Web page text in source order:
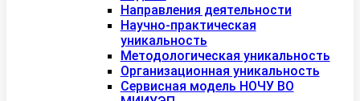
Направления деятельности
Научно-практическая
уникальность
Методологическая уникальность
Организационная уникальность
Сервисная модель НОЧУ ВО